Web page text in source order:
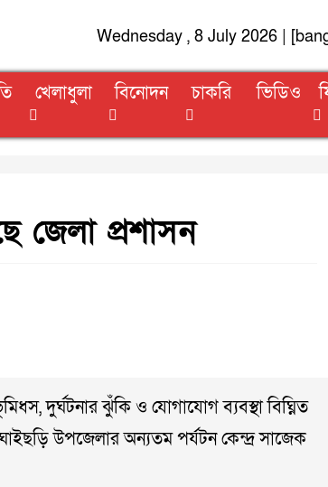
Wednesday , 8 July 2026 |
খেলাধুলা বিনোদন চাকরি ভিডিও
জেলা প্রশাসন
দুর্ঘটনার ঝুঁকি ও যোগাযোগ ব্যবস্থা বিঘ্নিত
উপজেলার অন্যতম পর্যটন কেন্দ্র সাজেক